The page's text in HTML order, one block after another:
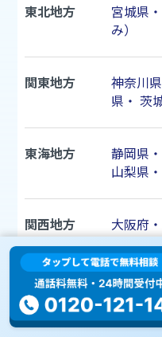
東北地方
宮城県
み）
関東地方 神奈川県
県 ・ 茨
東海地方 静岡県 ・
山梨県 ・
関西地方 大阪府 ・
奈良県
〒243-0435 神奈